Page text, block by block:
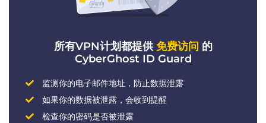
所有VPN计划都提供免费访问 的
CyberGhost ID Guard
监测你的电子邮件地址，防止数据泄露
如果你的数据被泄露，会收到提醒
检查你的密码是否被泄露